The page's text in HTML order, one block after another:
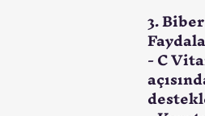
3. Biber
- C